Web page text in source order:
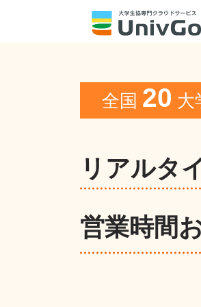
全国 20 大
リアルタ
営業時間